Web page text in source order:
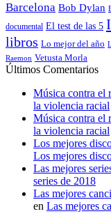
Barcelona Bob Dylan
documental El test de las 5
libros Lo mejor del año
Raemon Vetusta Morla
Últimos Comentarios
Música contra el
la violencia racial
Música contra el
la violencia racial
Los mejores
Los mejores
Las mejores
series de 2018
Las mejores
en Las mejores